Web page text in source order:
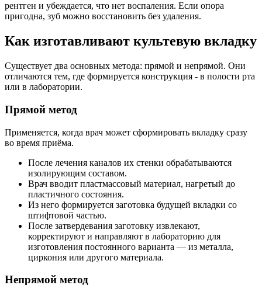
рентген и убеждается, что нет воспаления. Если опора
пригодна, зуб можно восстановить без удаления.
Как изготавливают культевую вкладку
Существует два основных метода: прямой и непрямой. Они
отличаются тем, где формируется конструкция - в полости рта
или в лаборатории.
Прямой метод
Применяется, когда врач может сформировать вкладку сразу
во время приёма.
После лечения каналов их стенки обрабатываются
изолирующим составом.
Врач вводит пластмассовый материал, нагретый до
пластичного состояния.
Из него формируется заготовка будущей вкладки со
штифтовой частью.
После затвердевания заготовку извлекают,
корректируют и направляют в лабораторию для
изготовления постоянного варианта — из металла,
циркония или другого материала.
Непрямой метод